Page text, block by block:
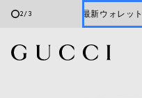
2/3 最新ウォレット